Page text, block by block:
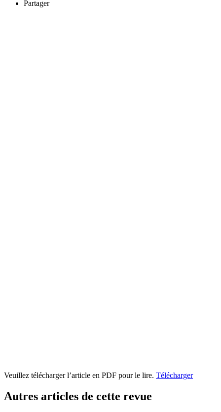
Partager
Veuillez télécharger l’article en PDF pour le lire. Télécharger
Autres articles de cette revue